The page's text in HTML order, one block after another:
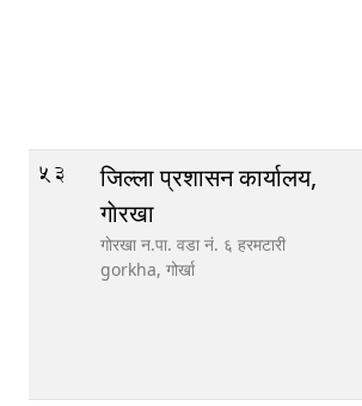
53
जिल्ला प्रशासन कार्यालय,
गाेरखा
गाेरखा न.पा. वडा नं. ६ हरमटारी
gorkha, गोर्खा